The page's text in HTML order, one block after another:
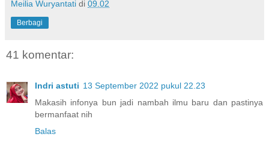
Meilia Wuryantati di 09.02
Berbagi
41 komentar:
Indri astuti 13 September 2022 pukul 22.23
Makasih infonya bun jadi nambah ilmu baru dan pastinya
bermanfaat nih
Balas